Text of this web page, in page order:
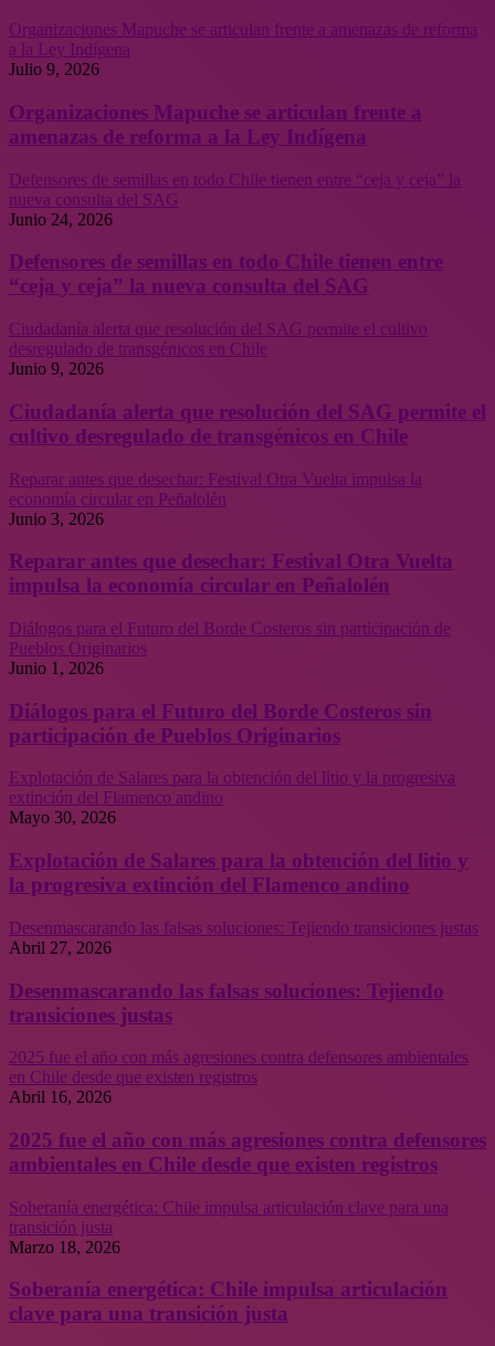
Organizaciones Mapuche se articulan frente a amenazas de reforma
a la Ley Indígena
Julio 9, 2026
Organizaciones Mapuche se articulan frente a
amenazas de reforma a la Ley Indígena
Defensores de semillas en todo Chile tienen entre “ceja y ceja” la
nueva consulta del SAG
Junio 24, 2026
Defensores de semillas en todo Chile tienen entre
“ceja y ceja” la nueva consulta del SAG
Ciudadanía alerta que resolución del SAG permite el cultivo
desregulado de transgénicos en Chile
Junio 9, 2026
Ciudadanía alerta que resolución del SAG permite el
cultivo desregulado de transgénicos en Chile
Reparar antes que desechar: Festival Otra Vuelta impulsa la
economía circular en Peñalolén
Junio 3, 2026
Reparar antes que desechar: Festival Otra Vuelta
impulsa la economía circular en Peñalolén
Diálogos para el Futuro del Borde Costeros sin participación de
Pueblos Originarios
Junio 1, 2026
Diálogos para el Futuro del Borde Costeros sin
participación de Pueblos Originarios
Explotación de Salares para la obtención del litio y la progresiva
extinción del Flamenco andino
Mayo 30, 2026
Explotación de Salares para la obtención del litio y
la progresiva extinción del Flamenco andino
Desenmascarando las falsas soluciones: Tejiendo transiciones justas
Abril 27, 2026
Desenmascarando las falsas soluciones: Tejiendo
transiciones justas
2025 fue el año con más agresiones contra defensores ambientales
en Chile desde que existen registros
Abril 16, 2026
2025 fue el año con más agresiones contra defensores
ambientales en Chile desde que existen registros
Soberanía energética: Chile impulsa articulación clave para una
transición justa
Marzo 18, 2026
Soberanía energética: Chile impulsa articulación
clave para una transición justa